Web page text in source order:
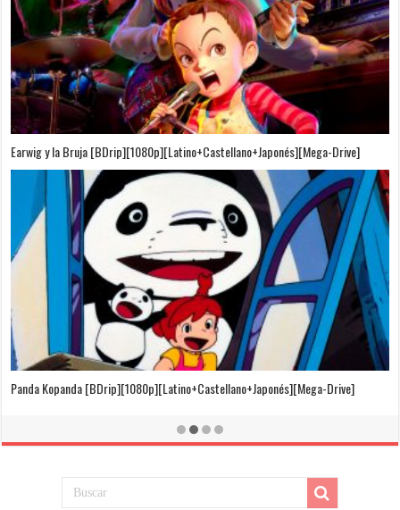
Puedo Escuchar el Mar [Película][BDrip][1080p][Dual Audio]
[Castellano+Japonés][Sub-Español][MEGA]